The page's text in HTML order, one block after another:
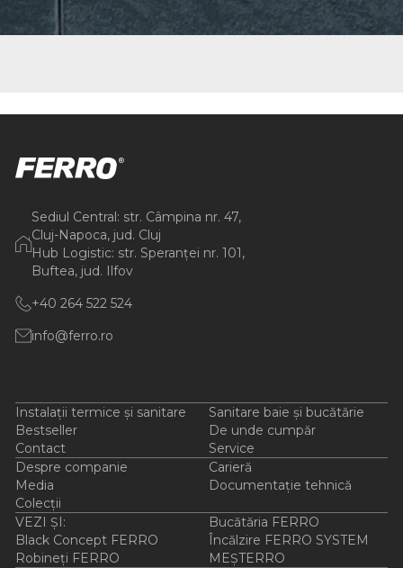
Sediul Central: str. Câmpina nr. 47,
Cluj-Napoca, jud. Cluj
Hub Logistic: str. Speranței nr. 101,
Buftea, jud. Ilfov
+40 264 522 524
info@ferro.ro
Instalații termice și sanitare
Sanitare baie și bucătărie
Bestseller
De unde cumpăr
Contact
Service
Despre companie
Carieră
Media
Documentație tehnică
Colecții
VEZI ȘI:
Bucătăria FERRO
Black Concept FERRO
Încălzire FERRO SYSTEM
Robineți FERRO
MEȘTERRO